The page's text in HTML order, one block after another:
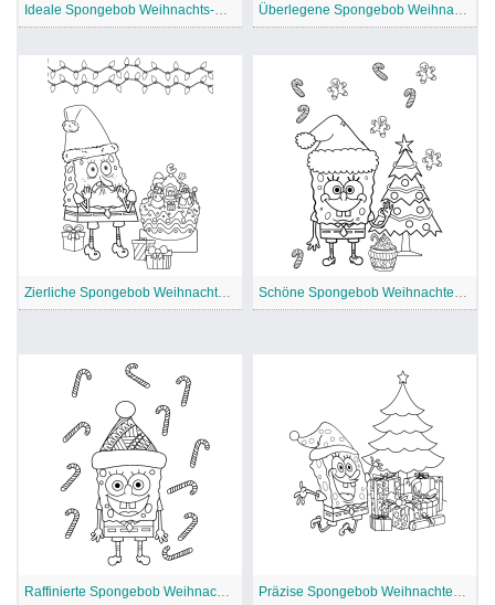
Ideale Spongebob Weihnachts-Malvorlage Überlegene Spongebob Weihnachten Malvorlage
Zierliche Spongebob Weihnachten Malvorlage Schöne Spongebob Weihnachten Malvorlage
Raffinierte Spongebob Weihnachts-Malvorlage Präzise Spongebob Weihnachten Malvorlage